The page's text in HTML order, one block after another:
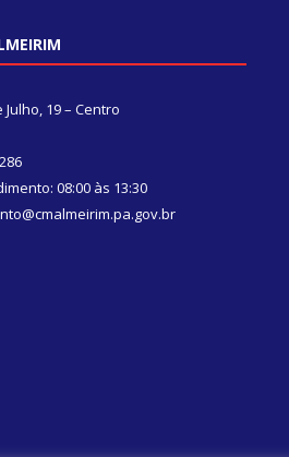
Julho, 19 – Centro
08:00 às 13:30